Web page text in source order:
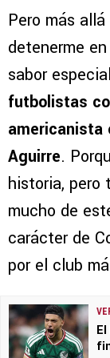
Pero más
detenerme
sabor
futbolistas
americanista
Aguirre.
historia, pero
mucho de
carácter de
por el club